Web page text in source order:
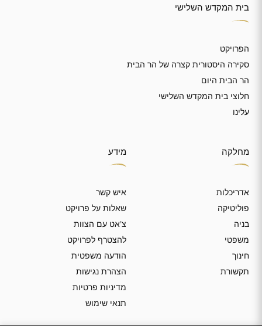
בית המקדש השלישי
הפרויקט
סקירה היסטורית קצרה של הר הבית
הר הבית היום
חלוצי בית המקדש השלישי
עלינו
מחלקה
אדריכלות
פוליטיקה
בניה
משפטי
חינוך
תקשורת
מידע
איש קשר
שאלות על פרויקט
צ’אט עם הצוות
להצטרף לפרויקט
הודעה משפטית
הצהרת נגישות
מדיניות פרטיות
תנאי שימוש